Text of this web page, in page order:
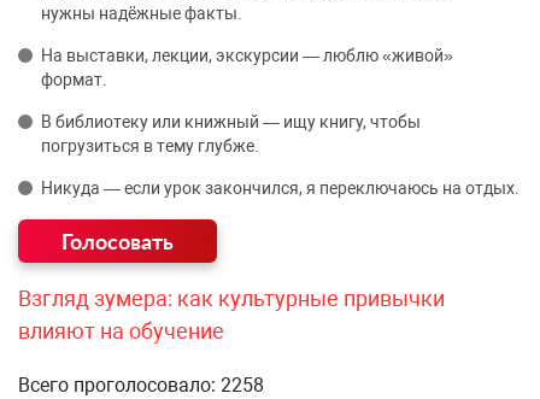
нужны надёжные факты.
На выставки, лекции, экскурсии — люблю «живой»
формат.
В библиотеку или книжный — ищу книгу, чтобы
погрузиться в тему глубже.
Никуда — если урок закончился, я переключаюсь на отдых.
Взгляд зумера: как культурные привычки
влияют на обучение
Всего проголосовало: 2258